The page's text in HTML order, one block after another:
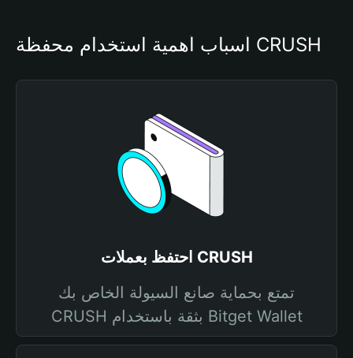
أسباب أهمية استخدام محفظة CRUSH
احتفظ بعملات CRUSH
تمتع بحماية صانع السيولة الخاص بك
CRUSH بثقة باستخدام Bitget Wallet